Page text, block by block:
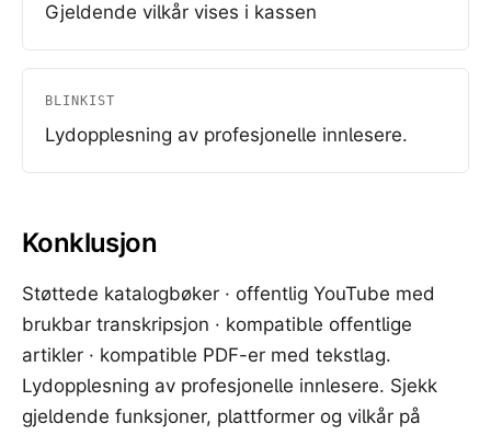
Gjeldende vilkår vises i kassen
BLINKIST
Lydopplesning av profesjonelle innlesere.
Konklusjon
Støttede katalogbøker · offentlig YouTube med
brukbar transkripsjon · kompatible offentlige
artikler · kompatible PDF-er med tekstlag.
Lydopplesning av profesjonelle innlesere. Sjekk
gjeldende funksjoner, plattformer og vilkår på